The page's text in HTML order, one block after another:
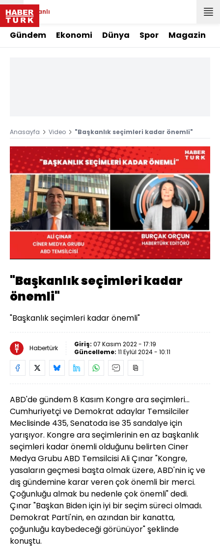
Canlı
Gündem Ekonomi Dünya Spor Magazin
Anasayfa Video "Başkanlık seçimleri kadar önemli"
Sesi
Aç
Yüklendi:
5.00%
Oynatma
Hızı
"Başkanlık seçimleri kadar
önemli"
"Başkanlık seçimleri kadar önemli"
Habertürk Giriş: 07 Kasım 2022 - 17:19
Güncelleme: 11 Eylül 2024 - 10:11
ABD'de gündem 8 Kasım Kongre ara seçimleri...
Cumhuriyetçi ve Demokrat adaylar Temsilciler
Meclisinde 435, Senatoda ise 35 sandalye için
yarışıyor. Kongre ara seçimlerinin en az başkanlık
seçimleri kadar önemli olduğunu belirten Ciner
Medya Grubu ABD Temsilcisi Ali Çınar "Kongre,
yasaların geçmesi başta olmak üzere, ABD'nin iç ve
dış gündemine karar veren çok önemli bir merci.
Çoğunluğu almak bu nedenle çok önemli" dedi.
Çınar "Başkan Biden için iyi bir seçim süreci olmadı.
Demokrat Parti'nin, en azından bir kanatta,
çoğunluğu kaybedeceği görünüyor" şeklinde
konuştu.